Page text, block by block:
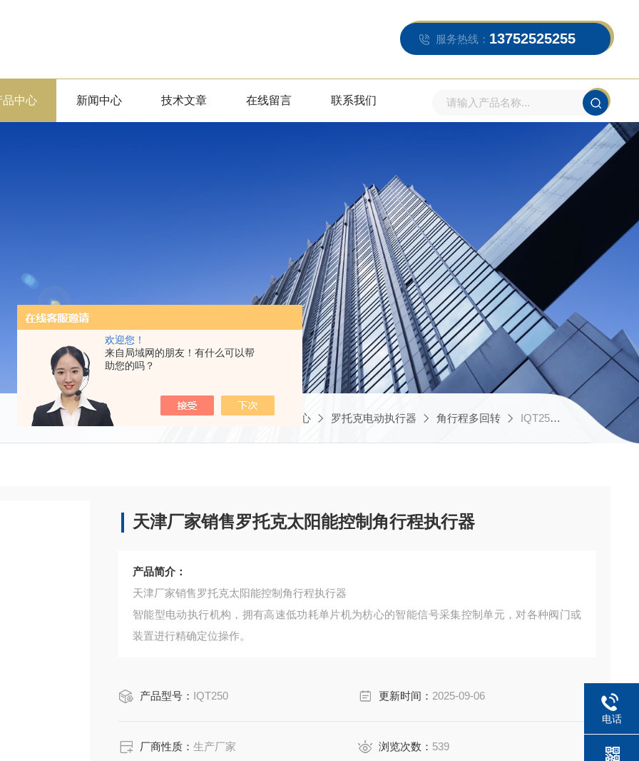
欢迎您！
来自局域网的朋友！有什么可以帮
助您的吗？
服务热线： 13752525255
品中心 新闻中心 技术文章 在线留言 联系我们
当前位置：首页 产品中心 罗托克电动执行器 角行程多回转 IQT250天津厂家销售罗托克太阳能控制角行程执行器
天津厂家销售罗托克太阳能控制角行程执行器
产品简介：
天津厂家销售罗托克太阳能控制角行程执行器
智能型电动执行机构，拥有高速低功耗单片机为枋心的智能信号采集控制单元，对各种阀门或
装置进行精确定位操作。
产品型号： IQT250 更新时间： 2025-09-06
厂商性质：生产厂家 浏览次数： 539
电话